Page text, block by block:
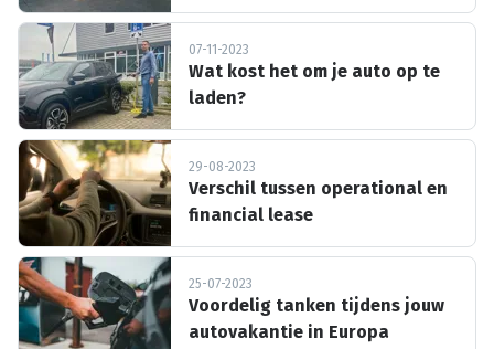
07-11-2023
Wat kost het om je auto op te
laden?
29-08-2023
Verschil tussen operational en
financial lease
25-07-2023
Voordelig tanken tijdens jouw
autovakantie in Europa